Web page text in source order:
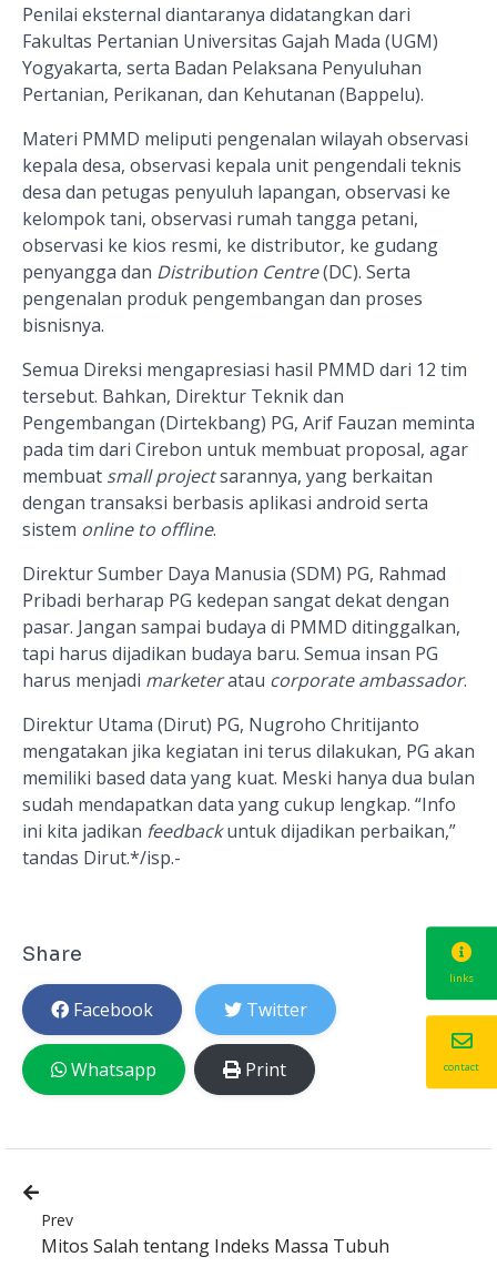
Penilai eksternal diantaranya didatangkan dari
Fakultas Pertanian Universitas Gajah Mada (UGM)
Yogyakarta, serta Badan Pelaksana Penyuluhan
Pertanian, Perikanan, dan Kehutanan (Bappelu).
Materi PMMD meliputi pengenalan wilayah observasi
kepala desa, observasi kepala unit pengendali teknis
desa dan petugas penyuluh lapangan, observasi ke
kelompok tani, observasi rumah tangga petani,
observasi ke kios resmi, ke distributor, ke gudang
penyangga dan Distribution Centre(DC). Serta
pengenalan produk pengembangan dan proses
bisnisnya.
Semua Direksi mengapresiasi hasil PMMD dari 12 tim
tersebut. Bahkan, Direktur Teknik dan
Pengembangan (Dirtekbang) PG, Arif Fauzan meminta
pada tim dari Cirebon untuk membuat proposal, agar
membuat small projectsarannya, yang berkaitan
dengan transaksi berbasis aplikasi android serta
sistem online to offline.
Direktur Sumber Daya Manusia (SDM) PG, Rahmad
Pribadi berharap PG kedepan sangat dekat dengan
pasar. Jangan sampai budaya di PMMD ditinggalkan,
tapi harus dijadikan budaya baru. Semua insan PG
harus menjadi marketeratau corporate ambassador.
Direktur Utama (Dirut) PG, Nugroho Chritijanto
mengatakan jika kegiatan ini terus dilakukan, PG akan
memiliki based data yang kuat. Meski hanya dua bulan
sudah mendapatkan data yang cukup lengkap. “Info
ini kita jadikan feedbackuntuk dijadikan perbaikan,”
tandas Dirut.*/isp.-
Share
Facebook Twitter
Whatsapp Print
Prev
Mitos Salah tentang Indeks Massa Tubuh
links
contact